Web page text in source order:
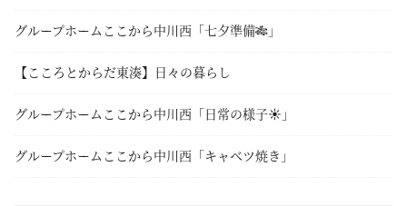
グループホームここから中川西「七夕準備🎋」
【こころとからだ東湊】日々の暮らし
グループホームここから中川西「日常の様子☀」
グループホームここから中川西「キャベツ焼き」